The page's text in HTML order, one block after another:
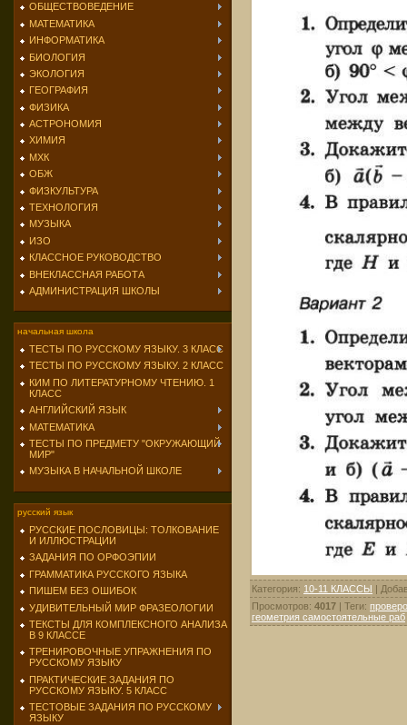
ОБЩЕСТВОВЕДЕНИЕ
МАТЕМАТИКА
ИНФОРМАТИКА
БИОЛОГИЯ
ЭКОЛОГИЯ
ГЕОГРАФИЯ
ФИЗИКА
АСТРОНОМИЯ
ХИМИЯ
МХК
ОБЖ
ФИЗКУЛЬТУРА
ТЕХНОЛОГИЯ
МУЗЫКА
ИЗО
КЛАССНОЕ РУКОВОДСТВО
ВНЕКЛАССНАЯ РАБОТА
АДМИНИСТРАЦИЯ ШКОЛЫ
начальная школа
ТЕСТЫ ПО РУССКОМУ ЯЗЫКУ. 3 КЛАСС
ТЕСТЫ ПО РУССКОМУ ЯЗЫКУ. 2 КЛАСС
КИМ ПО ЛИТЕРАТУРНОМУ ЧТЕНИЮ. 1
КЛАСС
АНГЛИЙСКИЙ ЯЗЫК
МАТЕМАТИКА
ТЕСТЫ ПО ПРЕДМЕТУ "ОКРУЖАЮЩИЙ
МИР"
МУЗЫКА В НАЧАЛЬНОЙ ШКОЛЕ
русский язык
РУССКИЕ ПОСЛОВИЦЫ: ТОЛКОВАНИЕ
И ИЛЛЮСТРАЦИИ
ЗАДАНИЯ ПО ОРФОЭПИИ
ГРАММАТИКА РУССКОГО ЯЗЫКА
ПИШЕМ БЕЗ ОШИБОК
УДИВИТЕЛЬНЫЙ МИР ФРАЗЕОЛОГИИ
ТЕКСТЫ ДЛЯ КОМПЛЕКСНОГО АНАЛИЗА
В 9 КЛАССЕ
ТРЕНИРОВОЧНЫЕ УПРАЖНЕНИЯ ПО
РУССКОМУ ЯЗЫКУ
ПРАКТИЧЕСКИЕ ЗАДАНИЯ ПО
РУССКОМУ ЯЗЫКУ. 5 КЛАСС
ТЕСТОВЫЕ ЗАДАНИЯ ПО РУССКОМУ
ЯЗЫКУ
Категория: 10-11 КЛАССЫ |
Просмотров: 4017 | Теги:
геометрия самостоятельные раб